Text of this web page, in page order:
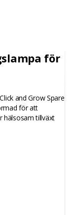
för
and Grow Spare
för att
hälsosam tillväxt